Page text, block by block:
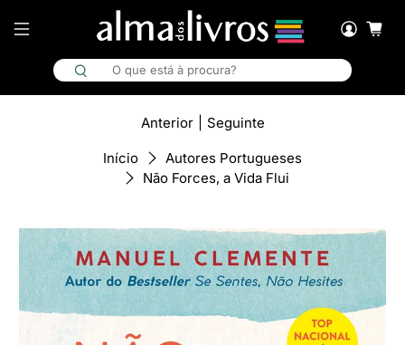
Início
Autores Portugueses
Não Forces, a Vida Flui
Anterior Seguinte